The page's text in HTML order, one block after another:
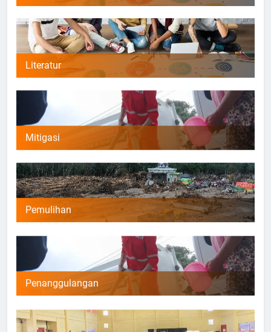
Literatur
Mitigasi
Pemulihan
Penanggulangan